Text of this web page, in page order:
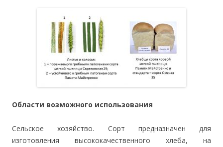
Области возможного использования
Сельское хозяйство. Сорт предназначен для
изготовления высококачественного хлеба, на